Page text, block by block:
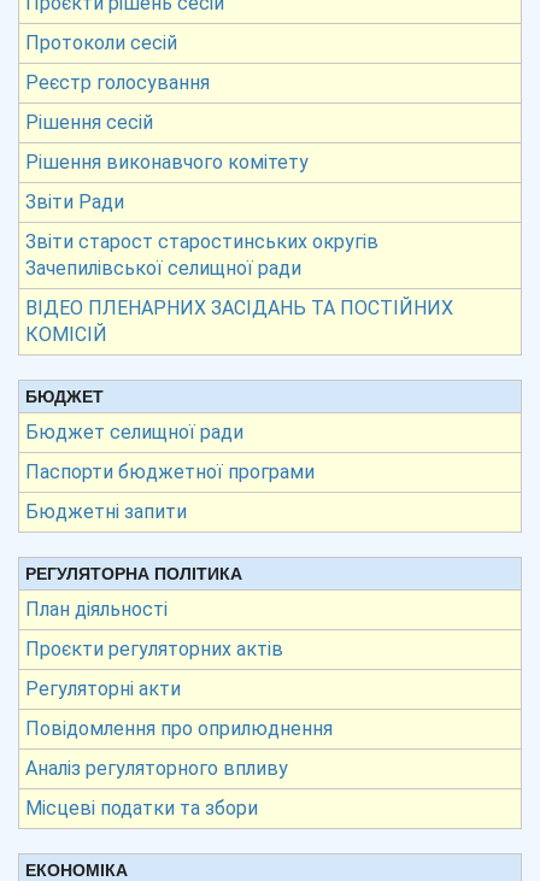
Протоколи сесій
Реєстр голосування
Рішення сесій
Рішення виконавчого комітету
Звіти Ради
Звіти старост старостинських округів
Зачепилівської селищної ради
ВІДЕО ПЛЕНАРНИХ ЗАСІДАНЬ ТА ПОСТІЙНИХ
КОМІСІЙ
БЮДЖЕТ
Бюджет селищної ради
Паспорти бюджетної програми
Бюджетні запити
РЕГУЛЯТОРНА ПОЛІТИКА
План діяльності
Проєкти регуляторних актів
Регуляторні акти
Повідомлення про оприлюднення
Аналіз регуляторного впливу
Місцеві податки та збори
ЕКОНОМІКА